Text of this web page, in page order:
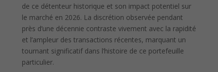
de ce détenteur historique et son impact potentiel sur
le marché en 2026. La discrétion observée pendant
près d’une décennie contraste vivement avec la rapidité
et l’ampleur des transactions récentes, marquant un
tournant significatif dans l’histoire de ce portefeuille
particulier.